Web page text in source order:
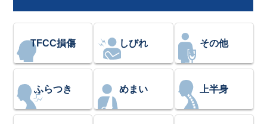
TFCC損傷 しびれ その他
ふらつき めまい 上半身